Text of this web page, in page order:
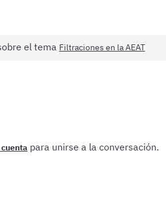
el tema Filtraciones en la AEAT
para unirse a la conversación.